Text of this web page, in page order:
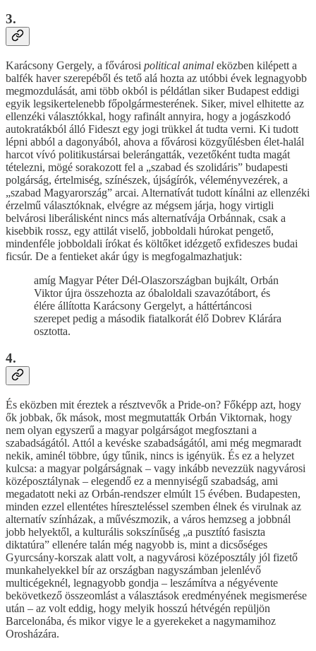
3.
Karácsony Gergely, a fővárosi political animal eközben kilépett a
balfék haver szerepéből és tető alá hozta az utóbbi évek legnagyobb
megmozdulását, ami több okból is példátlan siker Budapest eddigi
egyik legsikertelenebb főpolgármesterének. Siker, mivel elhitette az
ellenzéki választókkal, hogy rafinált annyira, hogy a jogászkodó
autokratákból álló Fideszt egy jogi trükkel át tudta verni. Ki tudott
lépni abból a dagonyából, ahova a fővárosi közgyűlésben élet-halál
harcot vívó politikustársai belerángatták, vezetőként tudta magát
tételezni, mögé sorakozott fel a „szabad és szolidáris” budapesti
polgárság, értelmiség, színészek, újságírók, véleményvezérek, a
„szabad Magyarország” arcai. Alternatívát tudott kínálni az ellenzéki
érzelmű választóknak, elvégre az mégsem járja, hogy virtigli
belvárosi liberálisként nincs más alternatívája Orbánnak, csak a
kisebbik rossz, egy attilát viselő, jobboldali húrokat pengető,
mindenféle jobboldali írókat és költőket idézgető exfideszes budai
ficsúr. De a fentieket akár úgy is megfogalmazhatjuk:
amíg Magyar Péter Dél-Olaszországban bujkált, Orbán
Viktor újra összehozta az óbaloldali szavazótábort, és
élére állította Karácsony Gergelyt, a háttértáncosi
szerepet pedig a második fiatalkorát élő Dobrev Klárára
osztotta.
4.
És eközben mit éreztek a résztvevők a Pride-on? Főképp azt, hogy
ők jobbak, ők mások, most megmutatták Orbán Viktornak, hogy
nem olyan egyszerű a magyar polgárságot megfosztani a
szabadságától. Attól a kevéske szabadságától, ami még megmaradt
nekik, aminél többre, úgy tűnik, nincs is igényük. És ez a helyzet
kulcsa: a magyar polgárságnak – vagy inkább nevezzük nagyvárosi
középosztálynak – elegendő ez a mennyiségű szabadság, ami
megadatott neki az Orbán-rendszer elmúlt 15 évében. Budapesten,
minden ezzel ellentétes híreszteléssel szemben élnek és virulnak az
alternatív színházak, a művészmozik, a város hemzseg a jobbnál
jobb helyektől, a kulturális sokszínűség „a pusztító fasiszta
diktatúra” ellenére talán még nagyobb is, mint a dicsőséges
Gyurcsány-korszak alatt volt, a nagyvárosi középosztály jól fizető
munkahelyekkel bír az országban nagyszámban jelenlévő
multicégeknél, legnagyobb gondja – leszámítva a négyévente
bekövetkező összeomlást a választások eredményének megismerése
után – az volt eddig, hogy melyik hosszú hétvégén repüljön
Barcelonába, és mikor vigye le a gyerekeket a nagymamihoz
Orosházára.